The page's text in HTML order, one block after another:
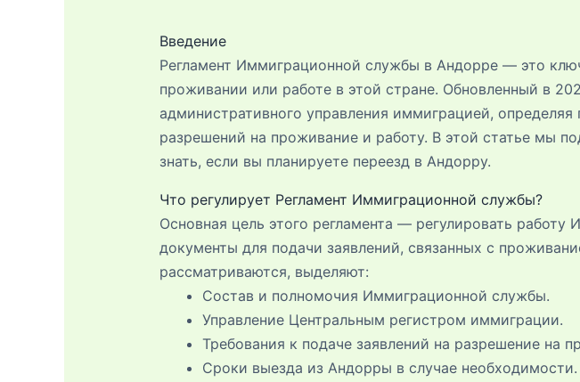
Введение
Регламент Иммиграционной службы в Андорре — это
проживании или работе в этой стране. Обновленный в
административного управления иммиграцией,
разрешений на проживание и работу. В этой статье мы
знать, если вы планируете переезд в Андорру.
Что регулирует Регламент Иммиграционной службы?
Основная цель этого регламента — регулировать
документы для подачи заявлений, связанных с
рассматриваются, выделяют:
Состав и полномочия Иммиграционной службы.
Управление Центральным регистром иммиграции.
Требования к подаче заявлений на разрешение на
Сроки выезда из Андорры в случае необходимости.